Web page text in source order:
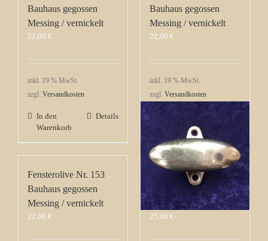
Bauhaus gegossen
Messing / vernickelt
22,00 €
inkl. 19 % MwSt.
zzgl. Versandkosten
In den
Warenkorb
Details
Bauhaus gegossen
Messing / vernickelt
22,00 €
inkl. 19 % MwSt.
zzgl. Versandkosten
In den
Warenkorb
Fensterolive Nr. 153
Bauhaus gegossen
Messing / vernickelt
22,00 €
Fensterolive Nr. 154
Bauhaus gegossen
Messing / vernickelt
25,00 €